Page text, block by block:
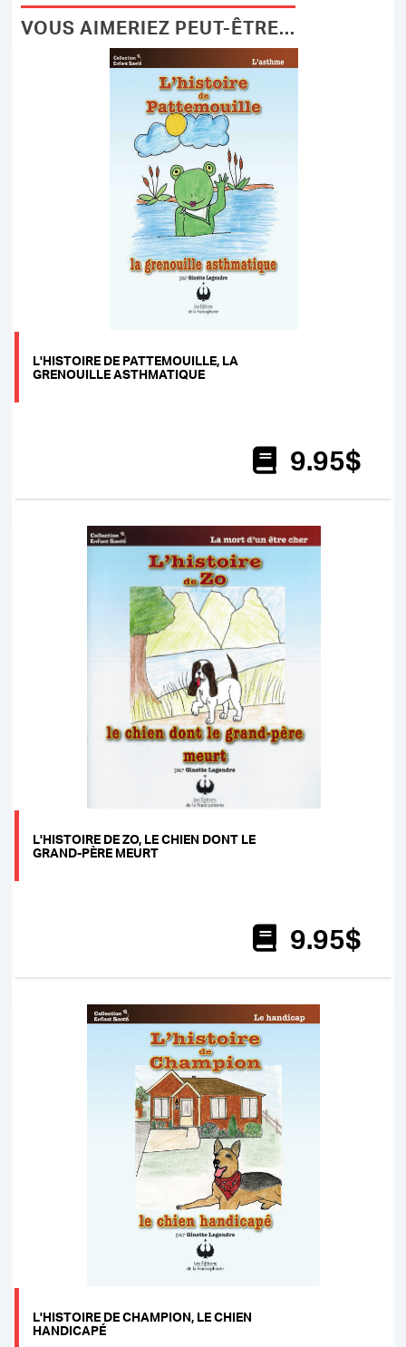
VOUS AIMERIEZ PEUT-ÊTRE...
L'HISTOIRE DE PATTEMOUILLE, LA
GRENOUILLE ASTHMATIQUE
9.95$
L'HISTOIRE DE ZO, LE CHIEN DONT LE
GRAND-PÈRE MEURT
9.95$
L'HISTOIRE DE CHAMPION, LE CHIEN
HANDICAPÉ